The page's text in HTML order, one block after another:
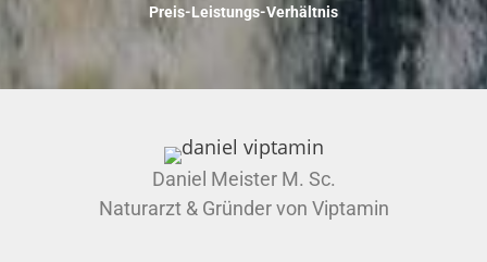
Preis-Leistungs-Verhältnis
Daniel Meister M. Sc.
Naturarzt & Gründer von Viptamin